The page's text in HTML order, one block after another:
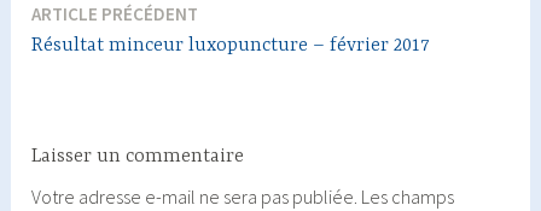
Navigation
ARTICLE PRÉCÉDENT
Résultat minceur luxopuncture – février 2017
Laisser un commentaire
Votre adresse e-mail ne sera pas publiée. Les champs